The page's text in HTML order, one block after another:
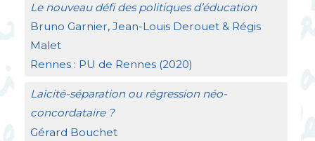
Le nouveau défi des politiques d’éducation
Bruno Garnier, Jean-Louis Derouet & Régis
Malet
Rennes : PU de Rennes (2020)
Laïcité-séparation ou régression néo-
concordataire ?
Gérard Bouchet